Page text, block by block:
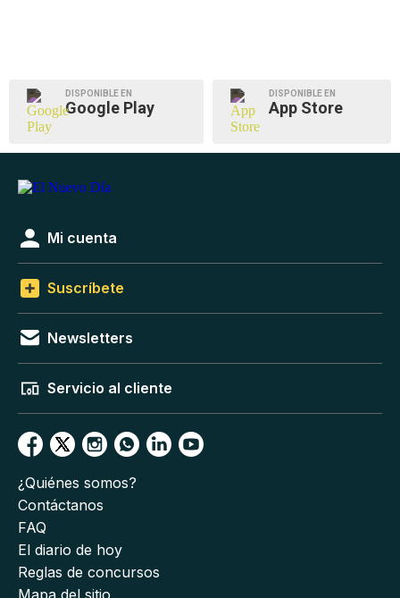
DISPONIBLE EN
Google Play
DISPONIBLE EN
App Store
Mi cuenta
Suscríbete
Newsletters
Servicio al cliente
¿Quiénes somos?
Contáctanos
FAQ
El diario de hoy
Reglas de concursos
Mapa del sitio